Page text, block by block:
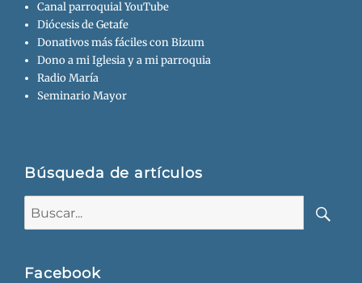
Canal parroquial YouTube
Diócesis de Getafe
Donativos más fáciles con Bizum
Dono a mi Iglesia y a mi parroquia
Radio María
Seminario Mayor
Búsqueda de artículos
Facebook